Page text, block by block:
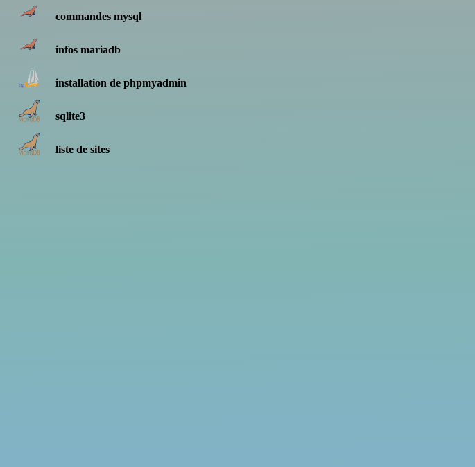
commandes mysql
infos mariadb
installation de phpmyadmin
sqlite3
liste de sites